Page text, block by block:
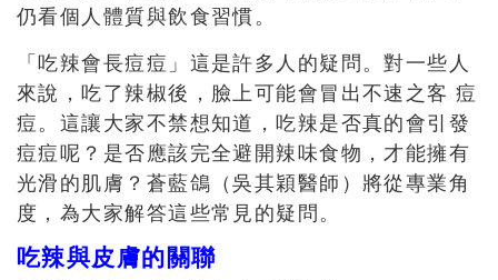
仍看個人體質與飲食習慣。
「吃辣會長痘痘」這是許多人的疑問。對一些人
來說，吃了辣椒後，臉上可能會冒出不速之客 痘
痘。這讓大家不禁想知道，吃辣是否真的會引發
痘痘呢？是否應該完全避開辣味食物，才能擁有
光滑的肌膚？蒼藍鴿（吳其穎醫師）將從專業角
度，為大家解答這些常見的疑問。
吃辣與皮膚的關聯